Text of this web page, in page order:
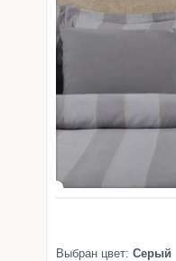
Выбран цвет: Серый